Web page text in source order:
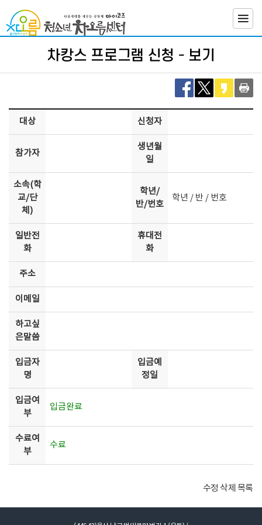
로
가
프로그램
차캉스 프로그램 신청 - 보기
대상 신청자
참가자
생년월
일
소속(학
교/단
체)
학년/
반/번호
학년 / 반 / 번호
일반전
화
휴대전
화
주소
이메일
하고싶
은말씀
입금자
명
입금예
정일
입금여
부
입금완료
수료여
부
수료
수정 삭제 목록